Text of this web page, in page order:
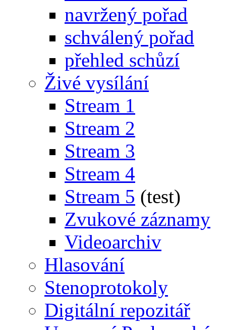
navržený pořad
schválený pořad
přehled schůzí
Živé vysílání
Stream 1
Stream 2
Stream 3
Stream 4
Stream 5 (test)
Zvukové záznamy
Videoarchiv
Hlasování
Stenoprotokoly
Digitální repozitář